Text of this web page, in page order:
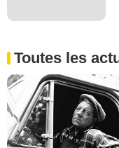
Toutes les